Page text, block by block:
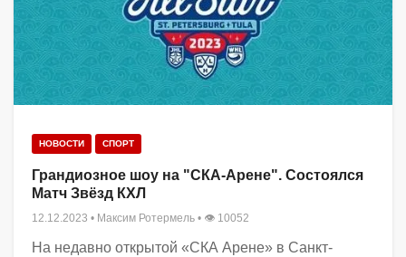
НОВОСТИ СПОРТ
Грандиозное шоу на "СКА-Арене". Состоялся
Матч Звёзд КХЛ
12.12.2023 • Максим Ротермель • 👁 10052
На недавно открытой «СКА Арене» в Санкт-